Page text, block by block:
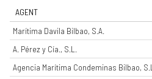
AGENT
Marítima Davila Bilbao, S.A.
A. Pérez y Cía., S.L.
Agencia Marítima Condeminas Bilbao, S.L.